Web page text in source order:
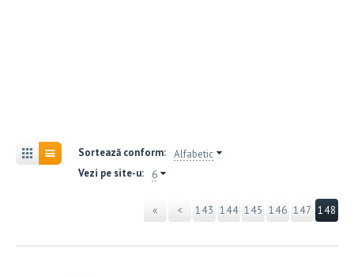
Sortează conform: Alfabetic
Vezi pe site-u:
6
« < 143 144 145 146 147 148